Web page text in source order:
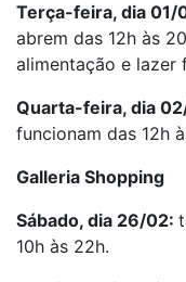
Terça-feira, dia 01/
abrem das 12h às
alimentação e lazer
Quarta-feira, dia
funcionam das 12h
Galleria Shopping
Sábado, dia 26/02:
10h às 22h.